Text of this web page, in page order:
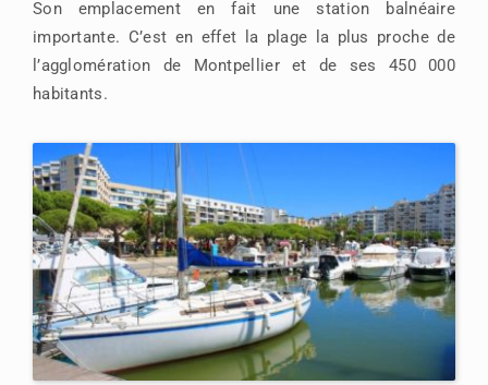
Son emplacement en fait une station balnéaire
importante. C’est en effet la plage la plus proche de
l’agglomération de Montpellier et de ses 450 000
habitants.